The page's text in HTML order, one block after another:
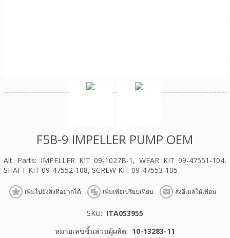
F5B-9 IMPELLER PUMP OEM
Alt. Parts: IMPELLER KIT 09-1027B-1, WEAR KIT 09-47551-104,
SHAFT KIT 09-47552-108, SCREW KIT 09-47553-105
เพิ่มไปยังสิ่งที่อยากได้ เพิ่มเพื่อเปรียบเทียบ ส่งอีเมลให้เพื่อน
SKU: ITA053955
หมายเลขชิ้นส่วนผู้ผลิต: 10-13283-11